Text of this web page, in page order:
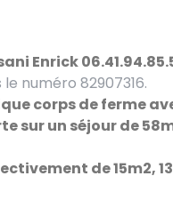
Enrick
le numéro 82907316.
corps de ferme
sur un séjour de
de 15m2,